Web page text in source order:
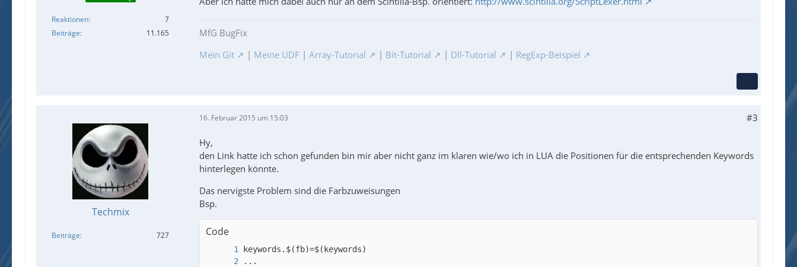
Reaktionen
7
Beiträge
11.165
MfG BugFix
Mein Git
| Meine UDF | Array-Tutorial | Bit-Tutorial | Dll-Tutorial | RegExp-Beispiel
Techmix
Beiträge 727
16. Februar 2015 um 15:03 #3
Hy,
den Link hatte ich schon gefunden bin mir aber nicht ganz im klaren wie/wo ich in LUA die Positionen für die entsprechenden Keywords
hinterlegen könnte.
Das nervigste Problem sind die Farbzuweisungen
Bsp.
Code